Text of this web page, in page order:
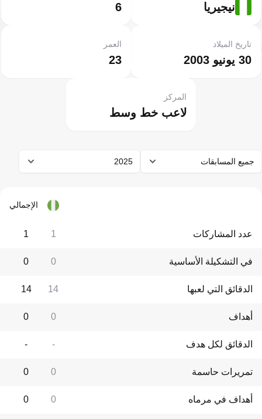
نيجيريا 6
30 يونيو 2003
تاريخ الميلاد
23
العمر
لاعب خط وسط
المركز
جميع المسابقات 2025
الإجمالي
عدد المشاركات 1
1
في التشكيلة الأساسية 0
0
الدقائق التي لعبها 14
14
أهداف 0
0
الدقائق لكل هدف -
-
تمريرات حاسمة 0
0
أهداف في مرماه 0
0